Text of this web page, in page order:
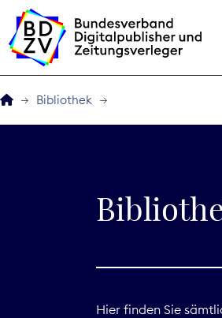
Bibliothek
Hier finden Sie